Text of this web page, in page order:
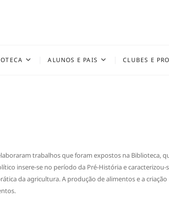
ALUNOS E PAIS CLUBES E
trabalhos que foram expostos na Biblioteca,
insere-se no período da Pré-História e caracterizou-
da agricultura. A produção de alimentos e a criação